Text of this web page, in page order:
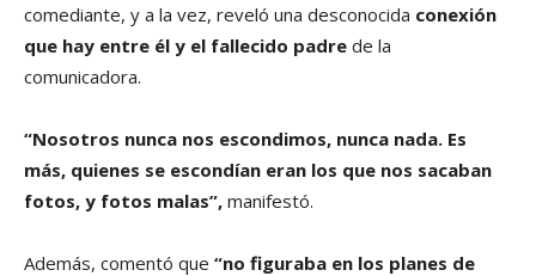
comediante, y a la vez, reveló una desconocida conexión
que hay entre él y el fallecido padre de la
comunicadora.
“Nosotros nunca nos escondimos, nunca nada. Es
más, quienes se escondían eran los que nos sacaban
fotos, y fotos malas”, manifestó.
Además, comentó que “no figuraba en los planes de